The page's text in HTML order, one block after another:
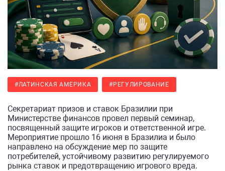
#ЛАТИНСКАЯ АМЕРИКА #РЕГУЛИРОВАНИЕ
Секретариат призов и ставок Бразилии при
Министерстве финансов провел первый семинар,
посвященный защите игроков и ответственной игре.
Мероприятие прошло 16 июня в Бразилиа и было
направлено на обсуждение мер по защите
потребителей, устойчивому развитию регулируемого
рынка ставок и предотвращению игрового вреда.